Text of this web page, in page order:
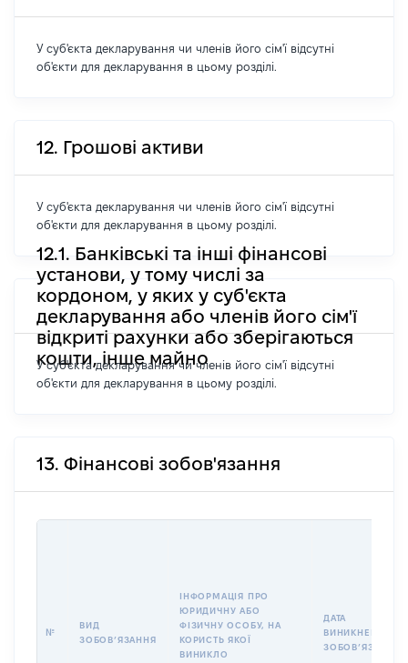
У суб'єкта декларування чи членів його сім'ї відсутні
об'єкти для декларування в цьому розділі.
12. Грошові активи
У суб'єкта декларування чи членів його сім'ї відсутні
об'єкти для декларування в цьому розділі.
12.1. Банківські та інші фінансові
установи, у тому числі за
кордоном, у яких у суб'єкта
декларування або членів його сім'ї
відкриті рахунки або зберігаються
кошти, інше майно
У суб'єкта декларування чи членів його сім'ї відсутні
об'єкти для декларування в цьому розділі.
13. Фінансові зобов'язання
№
ВИД
ЗОБОВʼЯЗАННЯ
ІНФОРМАЦІЯ ПРО
ЮРИДИЧНУ АБО
ФІЗИЧНУ ОСОБУ, НА
КОРИСТЬ ЯКОЇ
ВИНИКЛО
ДАТА
ВИНИКНЕННЯ
ЗОБОВʼЯЗАННЯ